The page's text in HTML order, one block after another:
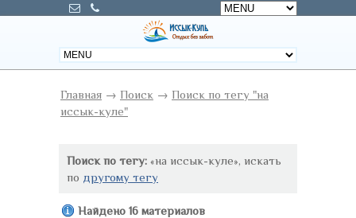
Главная → Поиск → Поиск по тегу "на
иссык-куле"
Поиск по тегу: «на иссык-куле», искать
по другому тегу
Найдено 16 материалов